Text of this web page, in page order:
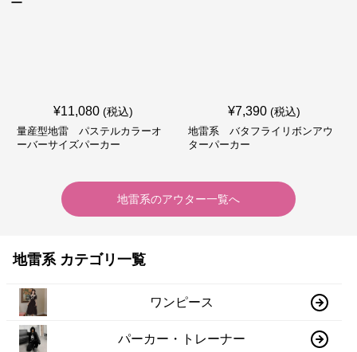
¥11,080 (税込)
量産型地雷 パステルカラーオ
ーバーサイズパーカー
¥7,390 (税込)
地雷系 バタフライリボンアウ
ターパーカー
地雷系のアウター一覧へ
地雷系 カテゴリ一覧
ワンピース
パーカー・トレーナー